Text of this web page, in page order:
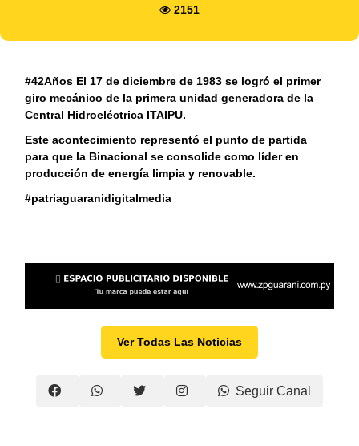
2151
#42Años El 17 de diciembre de 1983 se logró el primer
giro mecánico de la primera unidad generadora de la
Central Hidroeléctrica ITAIPU.
Este acontecimiento representó el punto de partida
para que la Binacional se consolide como líder en
producción de energía limpia y renovable.
#patriaguaranidigitalmedia
Ver Todas Las Noticias
Seguir Canal